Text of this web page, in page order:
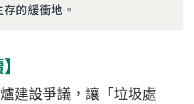
的緩衝地。
建設爭議，讓「垃圾處